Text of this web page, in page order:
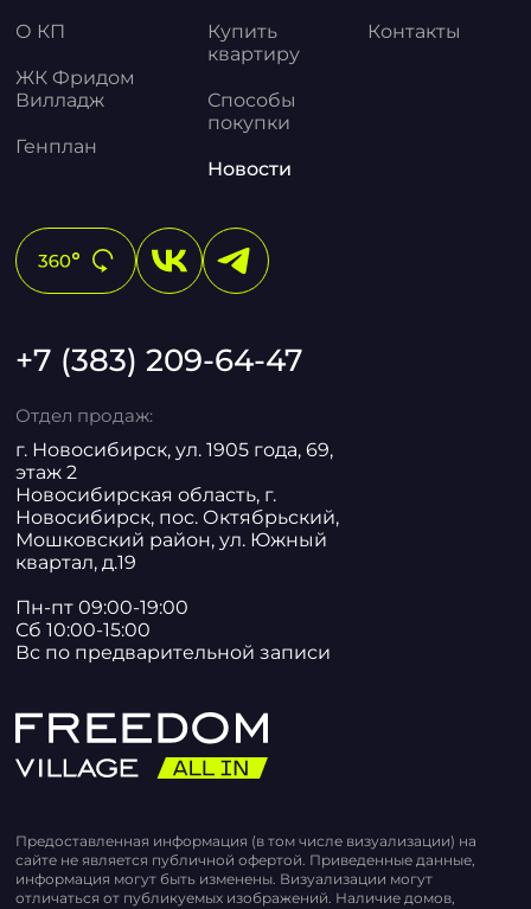
О КП
ЖК Фридом
Вилладж
Генплан
Купить
квартиру
Способы
покупки
Новости
Контакты
+7 (383) 209-64-47
Отдел продаж:
г. Новосибирск, ул. 1905 года, 69,
этаж 2
Новосибирская область, г.
Новосибирск, пос. Октябрьский,
Мошковский район, ул. Южный
квартал, д.19
Пн-пт 09:00-19:00
Сб 10:00-15:00
Вс по предварительной записи
Предоставленная информация (в том числе визуализации) на
сайте не является публичной офертой. Приведенные данные,
информация могут быть изменены. Визуализации могут
отличаться от публикуемых изображений. Наличие домов,